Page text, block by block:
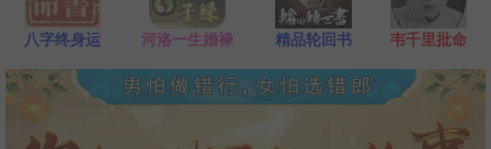
八字终身运 河洛一生婚禄 精品轮回书 韦千里批命